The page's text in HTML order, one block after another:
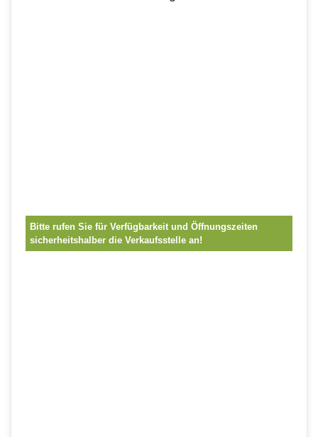
Bitte rufen Sie für Verfügbarkeit und Öffnungszeiten
sicherheitshalber die Verkaufsstelle an!